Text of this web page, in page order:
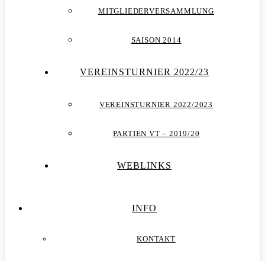
MITGLIEDERVERSAMMLUNG
SAISON 2014
VEREINSTURNIER 2022/23
VEREINSTURNIER 2022/2023
PARTIEN VT – 2019/20
WEBLINKS
INFO
KONTAKT